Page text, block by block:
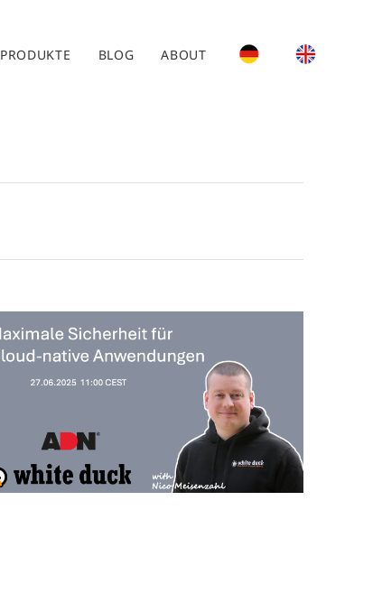
PRODUKTE BLOG ABOUT